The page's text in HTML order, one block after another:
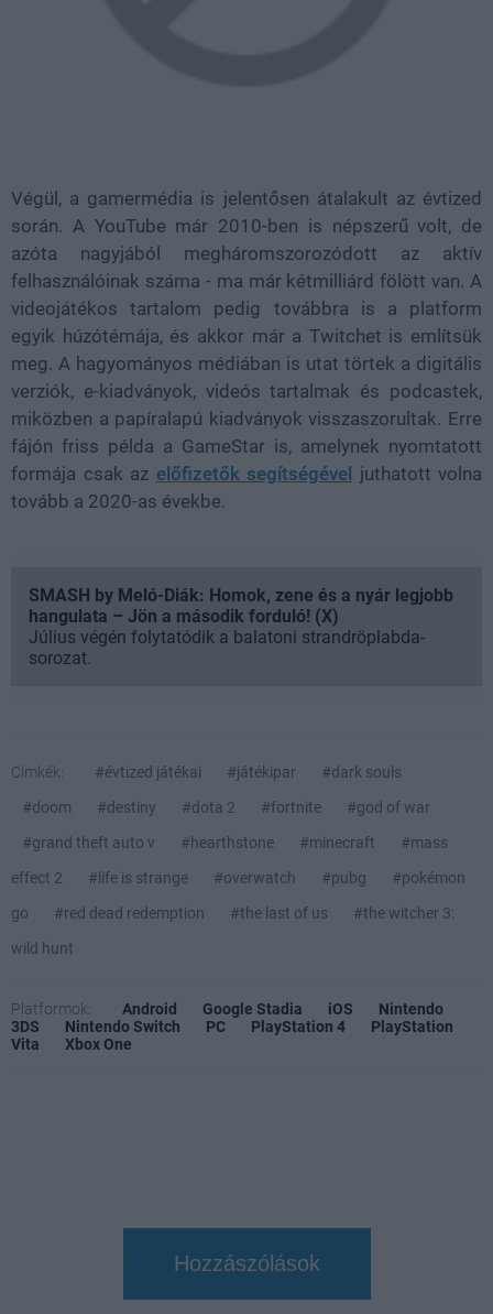
Végül, a gamermédia is jelentősen átalakult az évtized
során. A YouTube már 2010-ben is népszerű volt, de
azóta nagyjából megháromszorozódott az aktív
felhasználóinak száma - ma már kétmilliárd fölött van. A
videojátékos tartalom pedig továbbra is a platform
egyik húzótémája, és akkor már a Twitchet is említsük
meg. A hagyományos médiában is utat törtek a digitális
verziók, e-kiadványok, videós tartalmak és podcastek,
miközben a papíralapú kiadványok visszaszorultak. Erre
fájón friss példa a GameStar is, amelynek nyomtatott
formája csak az előfizetők segítségével juthatott volna
tovább a 2020-as évekbe.
SMASH by Meló-Diák: Homok, zene és a nyár legjobb
hangulata – Jön a második forduló! (X)
Július végén folytatódik a balatoni strandröplabda-
sorozat.
Címkék: #évtized játékai #játékipar
#dark souls
#doom
#destiny #dota 2 #fortnite
#god of war
#grand theft auto v
#hearthstone #minecraft
#mass
effect 2
#life is strange #overwatch #pubg
#pokémon
go
#red dead redemption #the last of us
#the witcher 3:
wild hunt
Platformok: Android Google Stadia iOS
Nintendo
3DS
Nintendo Switch PC PlayStation 4
PlayStation
Vita
Xbox One
Hozzászólások